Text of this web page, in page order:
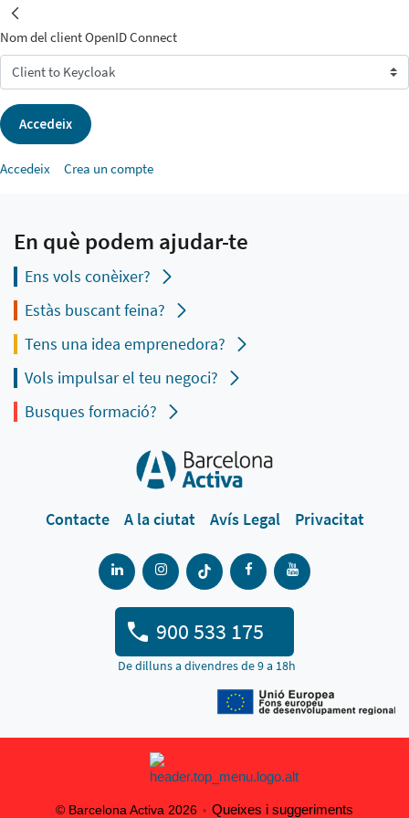
INICI
Nom del client OpenID Connect
Accedeix
Accedeix Crea un compte
En què podem ajudar-te
Ens vols conèixer?
Estàs buscant feina?
Tens una idea emprenedora?
Vols impulsar el teu negoci?
Busques formació?
Contacte A la ciutat Avís Legal Privacitat
900 533 175
De dilluns a divendres de 9 a 18h
© Barcelona Activa 2026 Queixes i suggeriments